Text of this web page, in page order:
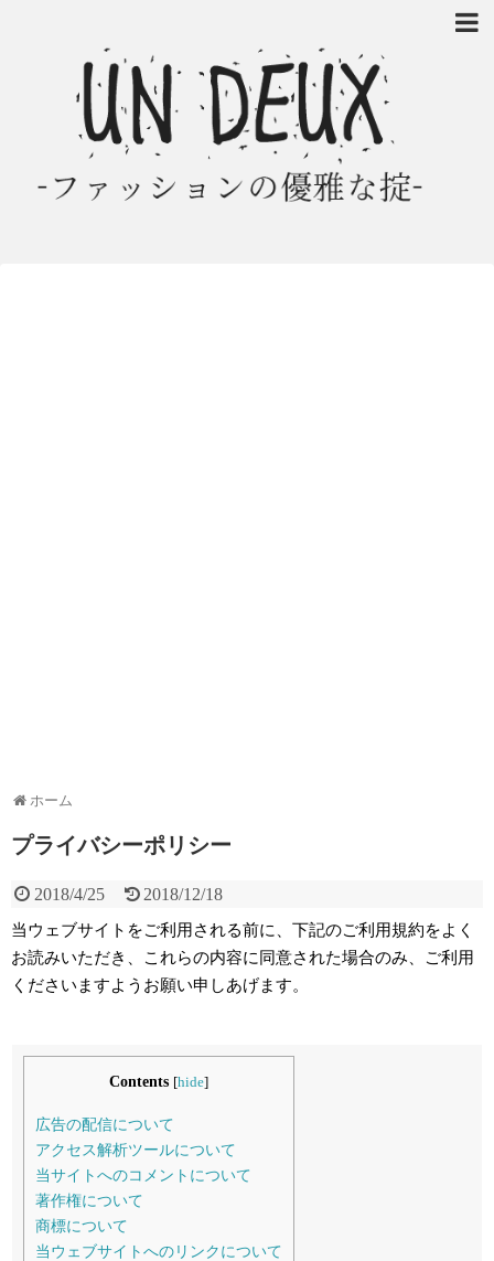
ホーム
プライバシーポリシー
2018/4/25 2018/12/18
当ウェブサイトをご利用される前に、下記のご利用規約をよく
お読みいただき、これらの内容に同意された場合のみ、ご利用
くださいますようお願い申しあげます。
Contents [hide]
広告の配信について
アクセス解析ツールについて
当サイトへのコメントについて
著作権について
商標について
当ウェブサイトへのリンクについて